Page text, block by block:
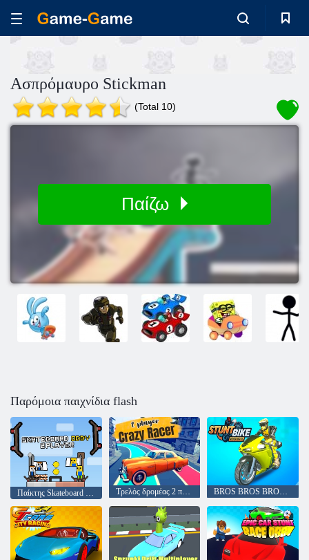
Ασπρόμαυρο Stickman
(Total 10)
Παίζω
Παρόμοια παιχνίδια flash
Παίκτης Skateboard Obby 2 Τρελός δρομέας 2 παικτών BROS BROS BROS BROS STUNT Bike